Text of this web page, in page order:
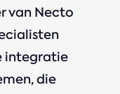
van Necto
integratie
die